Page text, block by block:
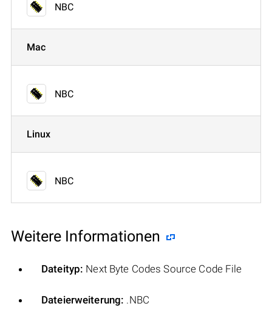
NBC
Mac
NBC
Linux
NBC
Weitere Informationen
Dateityp: Next Byte Codes Source Code File
Dateierweiterung: .NBC